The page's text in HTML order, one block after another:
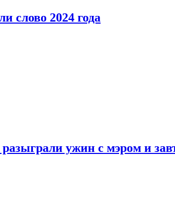
слово 2024 года
разыграли ужин с мэром и